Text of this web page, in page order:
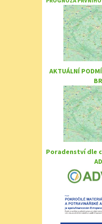
AKTUÁLNÍ
Poradenství dle